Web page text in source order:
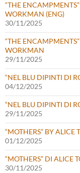
“THE
WORKMAN (ENG)
30/11/2025
“THE
WORKMAN
29/11/2025
“NEL BLU DIPINTI DI
04/12/2025
“NEL BLU DIPINTI DI
29/11/2025
“MOTHERS” BY ALICE
01/12/2025
“MOTHERS” DI ALICE
30/11/2025